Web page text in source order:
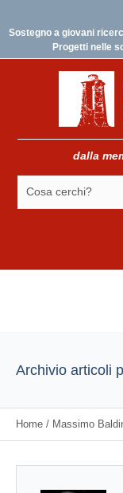
Sostegno a giovani
Progetti nelle
dalla
Archivio articoli
Home / Massimo